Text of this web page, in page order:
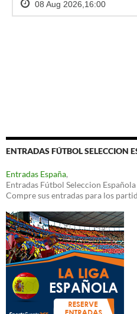
ENTRADAS FÚTBOL SELECCION
Entradas España,
Entradas Fútbol Seleccion Española
Compre sus entradas para los